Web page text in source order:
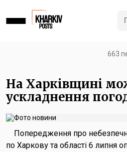
663
На Харківщині
ускладнення
Попередження про
по Харкову та області 6 липня